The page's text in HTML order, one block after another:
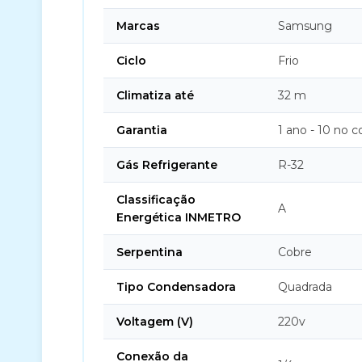
Marcas Samsung
Ciclo Frio
Climatiza até 32 m
Garantia 1 ano - 10 no
Gás Refrigerante R-32
Classificação
Energética INMETRO
A
Serpentina Cobre
Tipo Condensadora Quadrada
Voltagem (V) 220v
Conexão da